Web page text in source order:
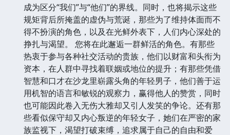
成为区分“我们”与“他们”的界线。同时，也将揭示这些
规矩背后所掩盖的虚伪与荒诞，那些为了维持体面而不
得不扮演的角色，以及在光鲜外表下，人们内心深处的
挣扎与渴望。 您将在此邂逅一群鲜活的角色。有那些
热衷于参与各种社交活动的贵族，他们以财富和头衔为
资本，在人群中寻找着联姻或地位的提升；有那些凭借
智慧和口才在沙龙里崭露头角的年轻男子，他们善于运
用机智的语言和敏锐的观察力，赢得他人的赞赏，同时
也可能因此卷入无伤大雅却又引人发笑的争论。还有那
些看似保守却又内心叛逆的年轻女子，她们在严密的家
族监视下，渴望打破束缚，追求属于自己的自由和爱